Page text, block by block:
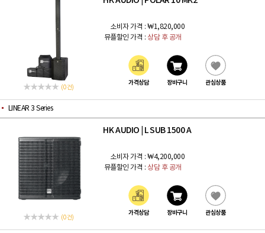
(0 건)
소비자 가격 : ₩1,820,000
뮤플할인 가격 : 상담 후 공개
가격상담 장바구니 관심상품
LINEAR 3 Series
(0 건)
HK AUDIO L SUB 1500 A
소비자 가격 : ₩4,200,000
뮤플할인 가격 : 상담 후 공개
가격상담 장바구니 관심상품